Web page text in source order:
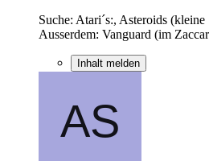
Suche: Atari´s:, Asteroids
Ausserdem: Vanguard (im
Inhalt melden